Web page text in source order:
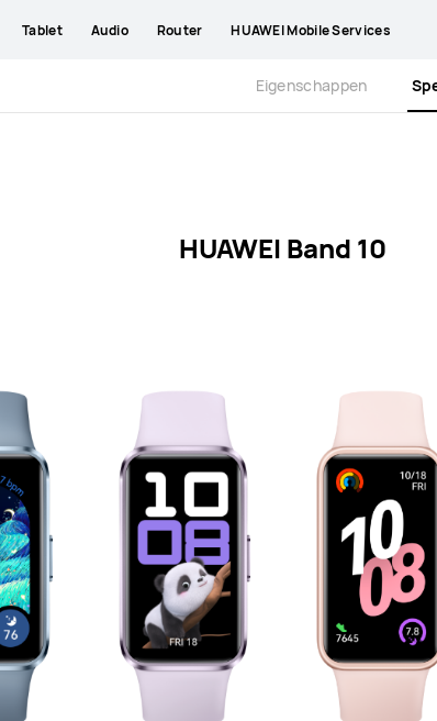
Tablet Audio Router HUAWEI Mobile Services
Eigenschappen
HUAWEI Band 10